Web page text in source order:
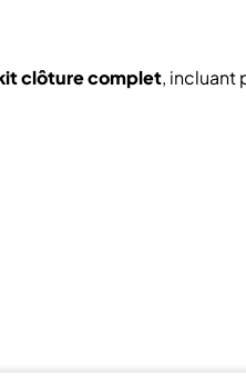
clôture complet, incluant